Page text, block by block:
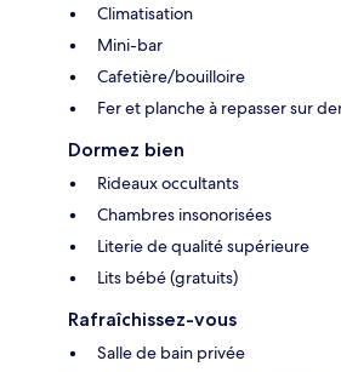
Climatisation
Mini-bar
Cafetière/bouilloire
Fer et planche à repasser sur
Dormez bien
Rideaux occultants
Chambres insonorisées
Literie de qualité supérieure
Lits bébé (gratuits)
Rafraîchissez-vous
Salle de bain privée